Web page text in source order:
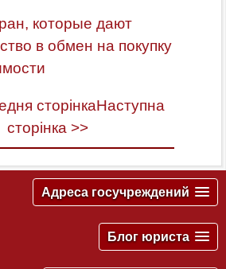
которые дают
в обмен на покупку
сторінкаНаступна
сторінка >>
Адреса госучреждений
Блог юриста